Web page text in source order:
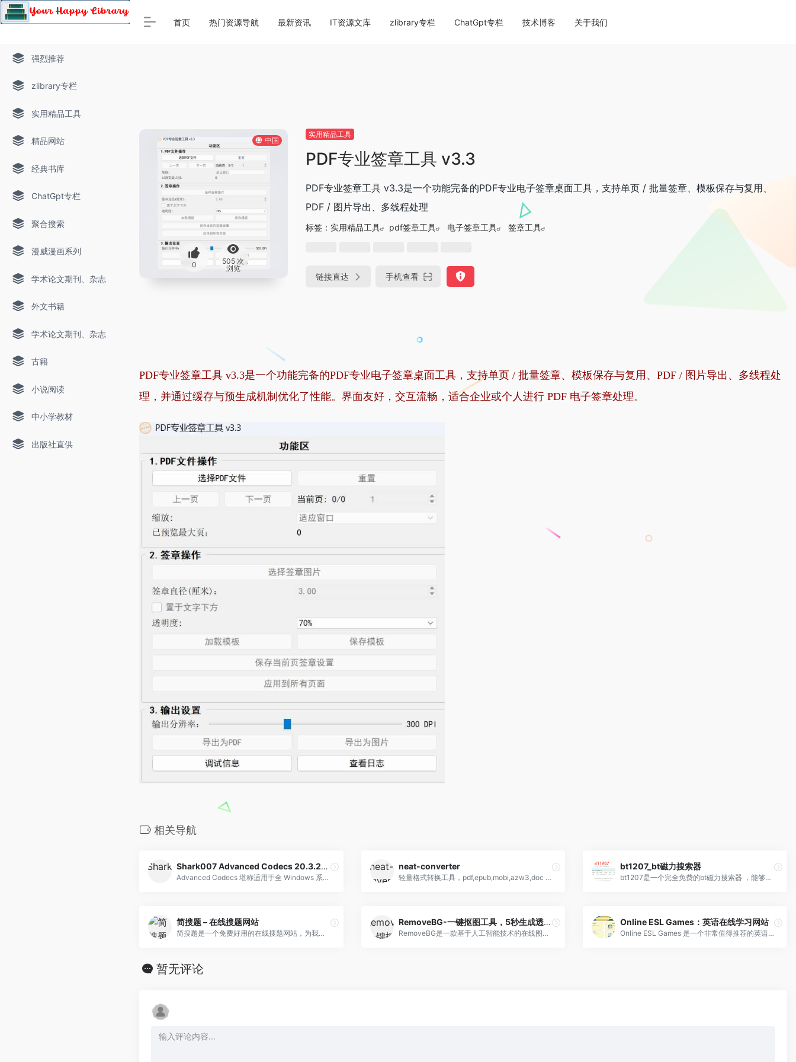
Warning: Array to string conversion in/www/thinkdoc/wp-content/themes/onenav/inc/wp-optimization.phpon line113
强烈推荐
zlibrary专栏
实用精品工具
精品网站
经典书库
ChatGpt专栏
聚合搜索
漫威漫画系列
学术论文期刊、杂志
外文书籍
学术论文期刊、杂志
古籍
小说阅读
中小学教材
出版社直供
首页 热门资源导航 最新资讯 IT资源文库 zlibrary专栏 ChatGpt专栏 技术博客 关于我们
中国
0
505 次
浏览
实用精品工具
PDF专业签章工具 v3.3
PDF专业签章工具 v3.3是一个功能完备的PDF专业电子签章桌面工具，支持单页 / 批量签章、模板保存与复用、
PDF / 图片导出、多线程处理
标签： 实用精品工具 pdf签章工具 电子签章工具 签章工具
链接直达 手机查看
PDF专业签章工具 v3.3是一个功能完备的PDF专业电子签章桌面工具，支持单页 / 批量签章、模板保存与复用、PDF / 图片导出、多线程处
理，并通过缓存与预生成机制优化了性能。界面友好，交互流畅，适合企业或个人进行 PDF 电子签章处理。
相关导航
Shark007 Advanced Codecs 20.3.2万能影音解码器
Advanced Codecs 堪称适用于全 Windows 系统的全能影音解码神器。它由外国网友精心打造，对电脑毫无负担。若你观看影片时出现有声音无画面，或有画面无声音的状况，安装它就是绝佳选择。
neat-converter
轻量格式转换工具，pdf,epub,mobi,azw3,doc 格式
bt1207_bt磁力搜索器
bt1207是一个完全免费的bt磁力搜索器 ，能够为我们提供实用的BY资源及磁力资源的搜索功能，该网站提供各种BT种子资源，包括影视音乐、软件、电子书等，收录资源多且更新快。
简搜题 – 在线搜题网站
简搜题是一个免费好用的在线搜题网站，为我们提供免费快捷的在线搜题服务，该平台涵盖了职业资格考试、公务员考试、医药卫生资格考试、建筑工程考试、会计财务考试等多个专业领域的题库
RemoveBG-一键抠图工具，5秒生成透明底图！
RemoveBG是一款基于人工智能技术的在线图片处理工具，致力于为用户提供高效、精准的一键去除背景服务。
Online ESL Games：英语在线学习网站
Online ESL Games 是一个非常值得推荐的英语在线学习网站，可以帮助我们通过互动游戏来学习英语。在学习英语的过程中，传统的教学方法往往显得单调乏味。这个网站改变了传统的英语教学方式，为我们提供了丰富多样的互动游戏，帮助我们在轻松愉快的氛围中提高我们的英语水平。
暂无评论